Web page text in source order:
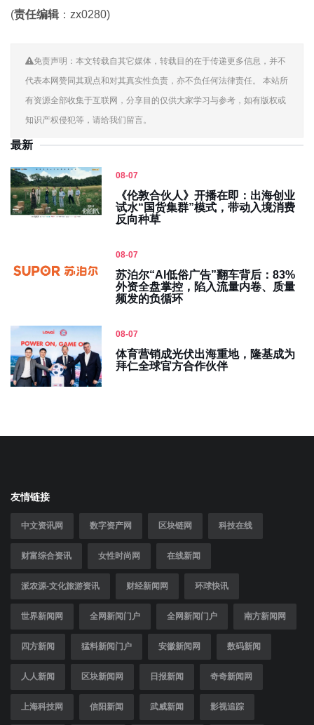
(责任编辑：zx0280)
免责声明：本文转载自其它媒体，转载目的在于传递更多信息，并不
代表本网赞同其观点和对其真实性负责，亦不负任何法律责任。 本站所
有资源全部收集于互联网，分享目的仅供大家学习与参考，如有版权或
知识产权侵犯等，请给我们留言。
最新
08-07
《伦敦合伙人》开播在即：出海创业
试水“国货集群”模式，带动入境消费
反向种草
08-07
苏泊尔“AI低俗广告”翻车背后：83%
外资全盘掌控，陷入流量内卷、质量
频发的负循环
08-07
体育营销成光伏出海重地，隆基成为
拜仁全球官方合作伙伴
友情链接
中文资讯网 数字资产网 区块链网 科技在线
财富综合资讯 女性时尚网 在线新闻
派农源-文化旅游资讯 财经新闻网 环球快讯
世界新闻网 全网新闻门户 全网新闻门户 南方新闻网
四方新闻 猛料新闻门户 安徽新闻网 数码新闻
人人新闻 区块新闻网 日报新闻 奇奇新闻网
上海科技网 信阳新闻 武威新闻 影视追踪